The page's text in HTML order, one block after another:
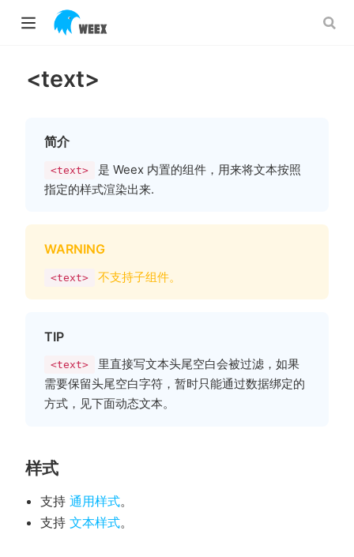
<text>
简介
<text>
是 Weex 内置的组件，用来将文本按照
指定的样式渲染出来.
WARNING
<text> 不支持子组件。
TIP
<text>
里直接写文本头尾空白会被过滤，如果
需要保留头尾空白字符，暂时只能通过数据绑定的
方式，见下面动态文本。
样式
支持通用样式。
支持文本样式。